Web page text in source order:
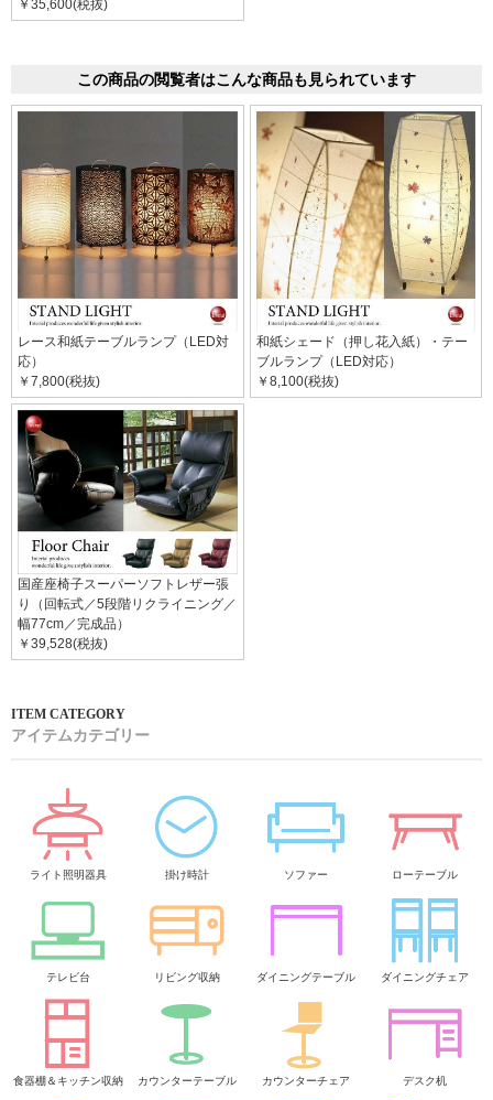
￥35,600(税抜)
この商品の閲覧者はこんな商品も見られています
レース和紙テーブルランプ（LED対
応）
￥7,800(税抜)
和紙シェード（押し花入紙）・テー
ブルランプ（LED対応）
￥8,100(税抜)
国産座椅子スーパーソフトレザー張
り（回転式／5段階リクライニング／
幅77cm／完成品）
￥39,528(税抜)
アイテムカテゴリー
ライト照明器具 掛け時計 ソファー ローテーブル
テレビ台 リビング収納 ダイニングテーブル ダイニングチェア
食器棚＆キッチン収納 カウンターテーブル カウンターチェア デスク机